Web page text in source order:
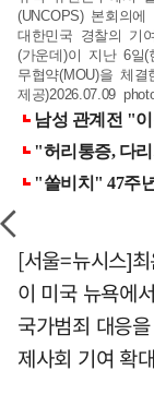
(UNCOPS) 본회의
대한민국 경찰의 기
(가운데)이 지난 6일
무협약(MOU)을 체
제공)2026.07.09
[서울=뉴시스]
이 미국 뉴욕에
국가범죄 대응
제사회 기여 확